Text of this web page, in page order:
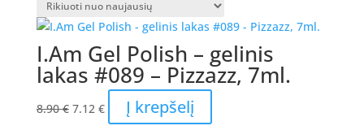
I.Am Gel Polish – gelinis
lakas #089 – Pizzazz, 7ml.
8.90€ Original
7.12 €Current
price
Į krepšelį